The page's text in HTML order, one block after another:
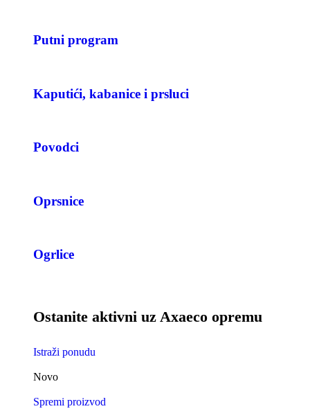
Putni program
Kaputići, kabanice i prsluci
Povodci
Oprsnice
Ogrlice
Ostanite aktivni uz Axaeco opremu
Istraži ponudu
Novo
Spremi proizvod